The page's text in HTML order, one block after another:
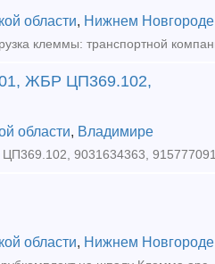
области, Нижнем Новгороде
ЖБР ЦП369.102,
области, Владимире
области, Нижнем Новгороде